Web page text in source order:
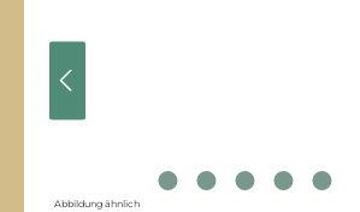
Abbildung ähnlich